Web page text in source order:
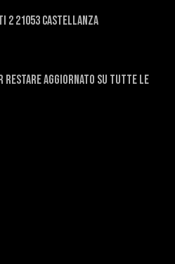
21053 Castellanza
restare aggiornato su tutte le